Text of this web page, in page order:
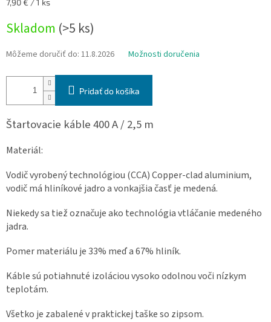
7,90 € / 1 ks
Skladom (>5 ks)
Môžeme doručiť do: 11.8.2026 Možnosti doručenia
Pridať do košíka
Štartovacie káble 400 A / 2,5 m
Materiál:
Vodič vyrobený technológiou (CCA) Copper-clad aluminium,
vodič má hliníkové jadro a vonkajšia časť je medená.
Niekedy sa tiež označuje ako technológia vtláčanie medeného
jadra.
Pomer materiálu je 33% meď a 67% hliník.
Káble sú potiahnuté izoláciou vysoko odolnou voči nízkym
teplotám.
Všetko je zabalené v praktickej taške so zipsom.